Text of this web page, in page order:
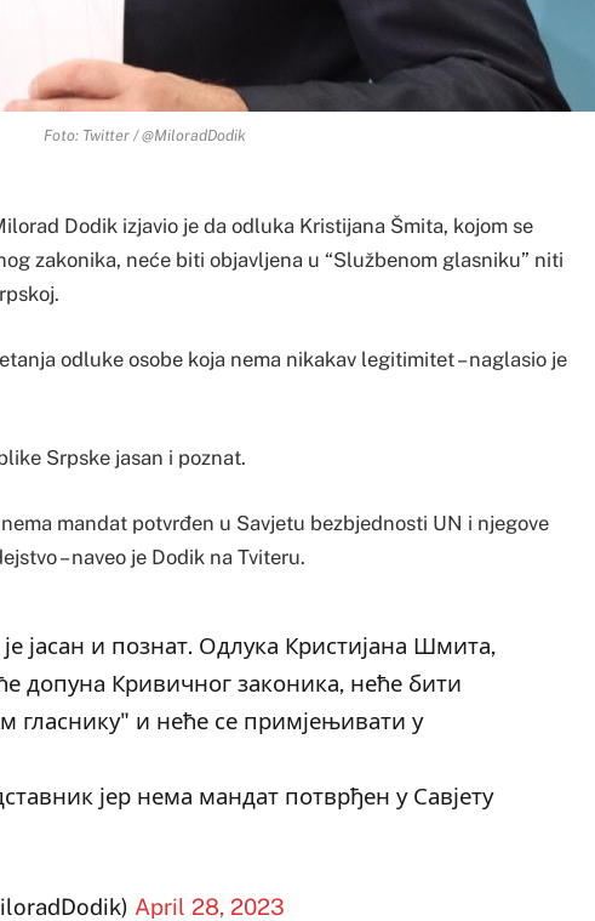
Foto: Twitter / @MiloradDodik
Dodik izjavio je da odluka Kristijana Šmita, kojom se
zakonika, neće biti objavljena u “Službenom glasniku” niti
odluke osobe koja nema nikakav legitimitet – naglasio je
Srpske jasan i poznat.
mandat potvrđen u Savjetu bezbjednosti UN i njegove
– naveo je Dodik na Tviteru.
јасан и познат. Одлука Кристијана Шмита,
допунa Кривичног законика, неће бити
гласнику" и неће се примјењивати у
јер нема мандат потврђен у Савјету
April 28, 2023